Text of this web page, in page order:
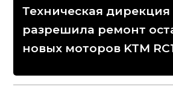
Техническая дирекция
разрешила ремонт
новых моторов KTM